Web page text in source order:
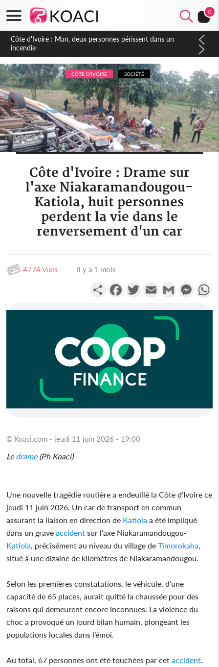
0
Côte d'Ivoire : Séileu, la célébration de la fête nationale
transformée en vaste campagne contre les produits
dépigmentants dangereux
CÔTE D'IVOIRE SOCIÉTÉ
Côte d'Ivoire : Drame sur
l'axe Niakaramandougou-
Katiola, huit personnes
perdent la vie dans le
renversement d'un car
4774 Vues Il y a 1 mois
PartagerFacebookTwitterEmail Gmail
© Koaci.com - jeudi 11 juin 2026 - 19:00
Le drame(Ph Koaci)
Une nouvelle tragédie routière a endeuillé la Côte d’Ivoire ce
jeudi 11 juin 2026. Un car de transport en commun
assurant la liaison en direction de Katiola a été impliqué
dans un graveaccident sur l’axe Niakaramandougou-
Katiola , précisément au niveau du village deTimorokaha
situé à une dizaine de kilomètres de Niakaramandougou.
Selon les premières constatations, le véhicule, d’une
capacité de 65 places, aurait quitté la chaussée pour des
raisons qui demeurent encore inconnues. La violence du
choc a provoqué un lourd bilan humain, plongeant les
populations locales dans l’émoi.
Au total, 67 personnes ont été touchées par cetaccident